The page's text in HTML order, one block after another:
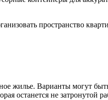
жилье. Варианты могут
останется не